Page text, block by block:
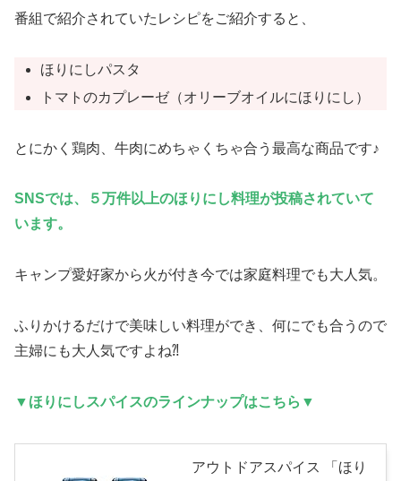
番組で紹介されていたレシピをご紹介すると、
ほりにしパスタ
トマトのカプレーゼ（オリーブオイルにほりにし）
とにかく鶏肉、牛肉にめちゃくちゃ合う最高な商品です♪
SNSでは、５万件以上のほりにし料理が投稿されていて
います。
キャンプ愛好家から火が付き今では家庭料理でも大人気。
ふりかけるだけで美味しい料理ができ、何にでも合うので
主婦にも大人気ですよね⁈
▼ほりにし スパイスのラインナップはこちら▼
アウトドアスパイス 「ほり